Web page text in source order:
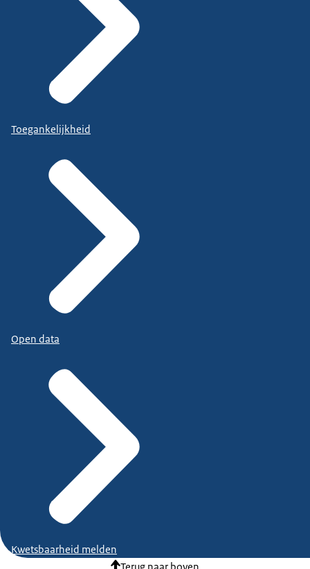
Toegankelijkheid
Open data
Kwetsbaarheid melden
Terug naar boven